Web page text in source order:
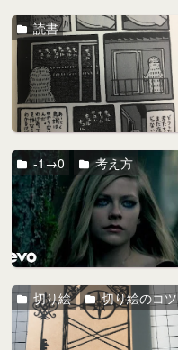
読書
-1→0 考え方
切り絵 切り絵のコツ